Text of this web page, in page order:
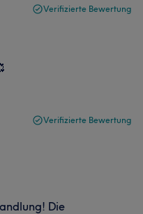
Verifizierte Bewertung
Verifizierte Bewertung
Die